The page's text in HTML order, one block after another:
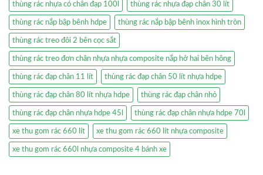
thùng rác nhựa có chân đạp 100l thùng rác nhựa đạp chân 30 lít
thùng rác nắp bập bênh hdpe thùng rác nắp bập bênh inox hình tròn
thùng rác treo đôi 2 bên cọc sắt
thùng rác treo đơn chân nhựa nhựa composite nắp hở hai bên hông
thùng rác đạp chân 11 lít thùng rác đạp chân 50 lít nhựa hdpe
thùng rác đạp chân 80 lít nhựa hdpe thùng rác đạp chân nhỏ
thùng rác đạp chân nhựa hdpe 45l thùng rác đạp chân nhựa hdpe 70l
xe thu gom rác 660 lít xe thu gom rác 660 lít nhựa composite
xe thu gom rác 660l nhựa composite 4 bánh xe